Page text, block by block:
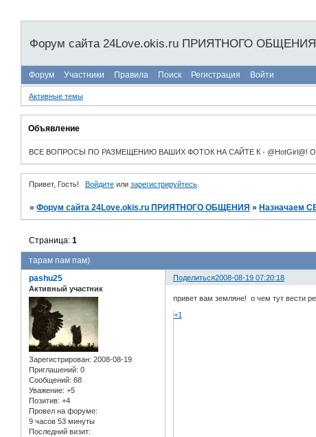
Форум сайта 24Love.okis.ru ПРИЯТНОГО ОБЩЕНИЯ
Форум Участники Правила Поиск Регистрация Войти
Активные темы
Объявление
ВСЕ ВОПРОСЫ ПО РАЗМЕЩЕНИЮ ВАШИХ ФОТОК НА САЙТЕ К - @HotGirl@!
Привет, Гость! Войдитеили зарегистрируйтесь.
»Форум сайта 24Love.okis.ru ПРИЯТНОГО ОБЩЕНИЯ » Назначаем
тарам пам пам)
Страница:1
Поделиться2008-08-19 07:20:18
pashu25
Активный участник
Зарегистрирован: 2008-08-19
Приглашений: 0
Сообщений: 68
Уважение: +5
Позитив: +4
Провел на форуме:
9 часов 53 минуты
Последний визит:
привет вам земляне! о чем тут вести
+1